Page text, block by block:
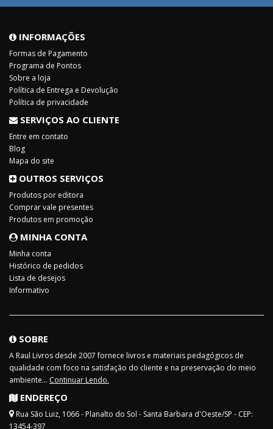
INFORMAÇÕES
Formas de Pagamento
Programa de Pontos
Sobre a loja
Política de Entrega e Devolução
Política de privacidade
SERVIÇOS AO CLIENTE
Entre em contato
Blog
Mapa do site
OUTROS SERVIÇOS
Produtos por editora
Comprar vale presentes
Produtos em promoção
MINHA CONTA
Minha conta
Histórico de pedidos
Lista de desejos
Informativo
SOBRE
A Raul Livros desde 2007 fornece livros e materiais pedagógicos de
qualidade com foco na satisfação do cliente e na preservação do meio
ambiente... Continuar Lendo.
ENDEREÇO
Rua São Luiz, 1066 - Planalto do Sol - Santa Barbara d'Oeste/SP - CEP:
13454-397